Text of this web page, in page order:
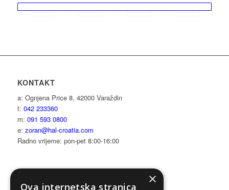
KONTAKT
a: Ognjena Price 8, 42000 Varaždin
t: 042 233360
m: 091 593 0800
e: zoran@hal-croatia.com
Radno vrijeme: pon-pet 8:00-16:00
×
Ova internetska stranica